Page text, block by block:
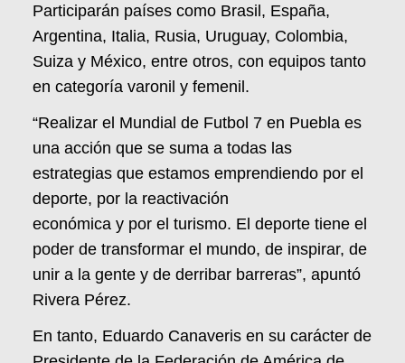
Participarán países como Brasil, España,
Argentina, Italia, Rusia, Uruguay, Colombia,
Suiza y México, entre otros, con equipos tanto
en categoría varonil y femenil.
“Realizar el Mundial de Futbol 7 en Puebla es
una acción que se suma a todas las
estrategias que estamos emprendiendo por el
deporte, por la reactivación
económica y por el turismo. El deporte tiene el
poder de transformar el mundo, de inspirar, de
unir a la gente y de derribar barreras”, apuntó
Rivera Pérez.
En tanto, Eduardo Canaveris en su carácter de